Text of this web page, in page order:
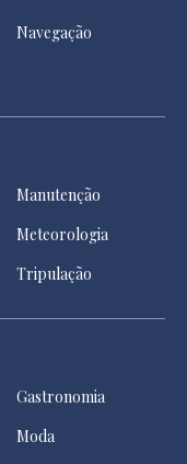
Navegação
Manutenção
Meteorologia
Tripulação
Gastronomia
Moda